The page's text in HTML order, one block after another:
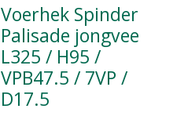
Voerhek Spinder
Palisade jongvee
L325 / H95 /
VPB47.5 / 7VP /
D17.5